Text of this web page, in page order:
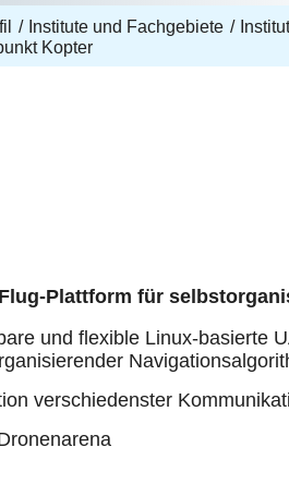
Institute und Fachgebiete
Kopter
Plattform für
und flexible Linux-basierte
verschiedenster